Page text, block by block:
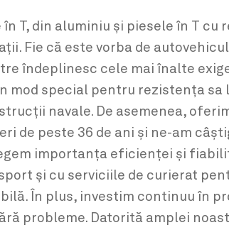
în T, din aluminiu și piesele în T
Fie că este vorba de
îndeplinesc cele mai înalte
mod special pentru rezistența
navale. De asemenea,
de peste 36 de ani și ne-am
importanța eficienței și
și cu serviciile de curierat
În plus, investim continuu în
probleme. Datorită amplei